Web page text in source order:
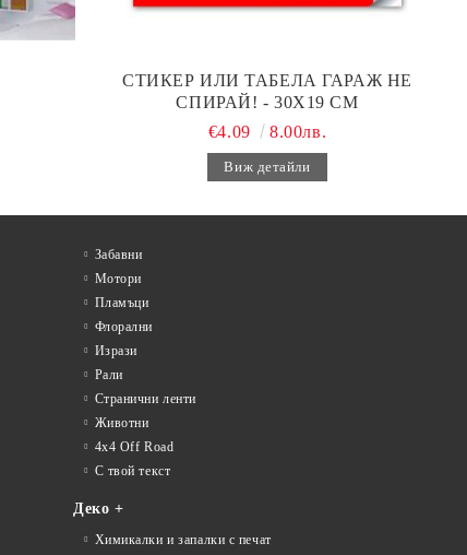
СТИКЕР ИЛИ ТАБЕЛА ГАРАЖ НЕ
СПИРАЙ! - 30Х19 СМ
€4.09
8.00лв.
Виж детайли
Забавни
Мотори
Пламъци
Флорални
Изрази
Рали
Странични ленти
Животни
4x4 Off Road
С твой текст
Деко +
Химикалки и запалки с печат